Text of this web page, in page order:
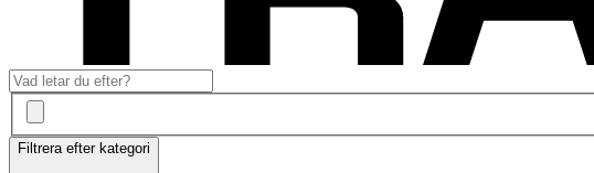
Filtrera efter kategori